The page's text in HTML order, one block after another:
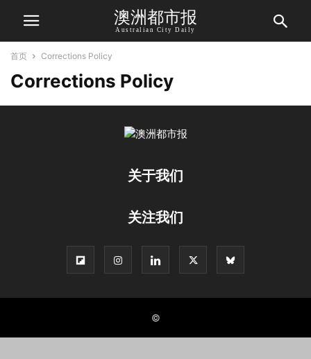
澳洲都市报
Australian City Daily
首页 Corrections Policy
Corrections Policy
关于我们
关注我们
©